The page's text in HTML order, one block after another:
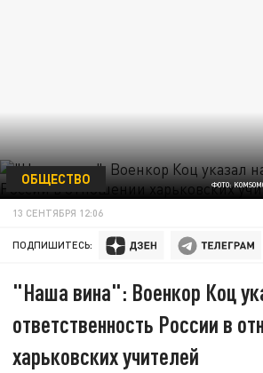
ФОТО:
ОБЩЕСТВО
13 СЕНТЯБРЯ 12:06
ПОДПИШИТЕСЬ:
"Наша вина": Военкор Коц
ответственность России в
харьковских учителей